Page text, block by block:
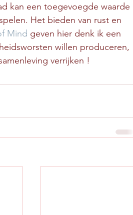
kan een toegevoegde waarde
Het bieden van rust en
Mind geven hier denk ik een
willen produceren,
verrijken !